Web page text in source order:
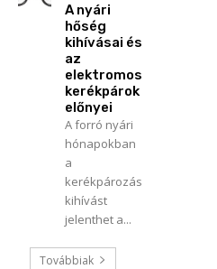
A nyári
hőség
kihívásai és
az
elektromos
kerékpárok
előnyei
A forró nyári
hónapokban
a
kerékpározás
kihívást
jelenthet a...
Továbbiak